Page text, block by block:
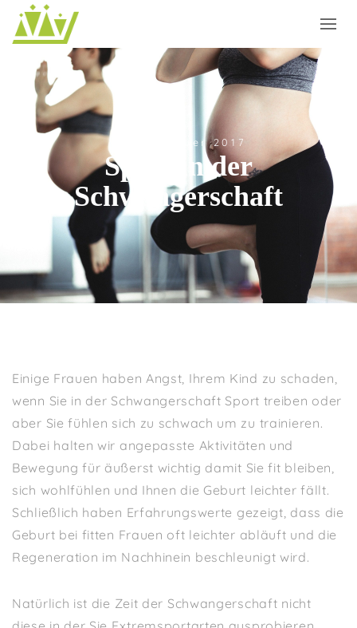
13. Dezember 2017
Sport in der
Schwangerschaft
Einige Frauen haben Angst, Ihrem Kind zu schaden,
wenn Sie in der Schwangerschaft Sport treiben oder
aber Sie fühlen sich zu schwach um zu trainieren.
Dabei halten wir angepasste Aktivitäten und
Bewegung für äußerst wichtig damit Sie fit bleiben,
sich wohlfühlen und Ihnen die Geburt leichter fällt.
Schließlich haben Erfahrungswerte gezeigt, dass die
Geburt bei fitten Frauen oft leichter abläuft und die
Regeneration im Nachhinein beschleunigt wird.
Natürlich ist die Zeit der Schwangerschaft nicht